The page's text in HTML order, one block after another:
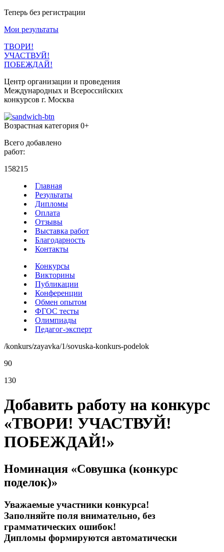
Теперь без регистрации
Мои результаты
ТВОРИ!
УЧАСТВУЙ!
ПОБЕЖДАЙ!
Центр организации и проведения
Международных и Всероссийских
конкурсов г. Москва
Возрастная категория 0+
Всего добавлено
работ:
158215
Главная
Результаты
Дипломы
Оплата
Отзывы
Выставка работ
Благодарность
Контакты
Конкурсы
Викторины
Публикации
Конференции
Обмен опытом
ФГОС тесты
Олимпиады
Педагог-эксперт
/konkurs/zayavka/1/sovuska-konkurs-podelok
90
130
Добавить работу на конкурс
«ТВОРИ! УЧАСТВУЙ!
ПОБЕЖДАЙ!»
Номинация «Совушка (конкурс
поделок)»
Уважаемые участники конкурса!
Заполняйте поля внимательно, без
грамматических ошибок!
Дипломы формируются автоматически